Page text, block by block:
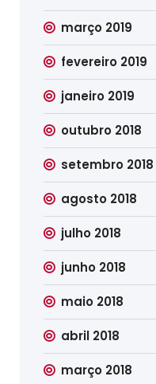
março 2019
fevereiro 2019
janeiro 2019
outubro 2018
setembro 2018
agosto 2018
julho 2018
junho 2018
maio 2018
abril 2018
março 2018